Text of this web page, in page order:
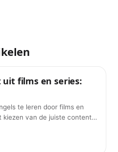
uit films en series:
te leren door films en
van de juiste content